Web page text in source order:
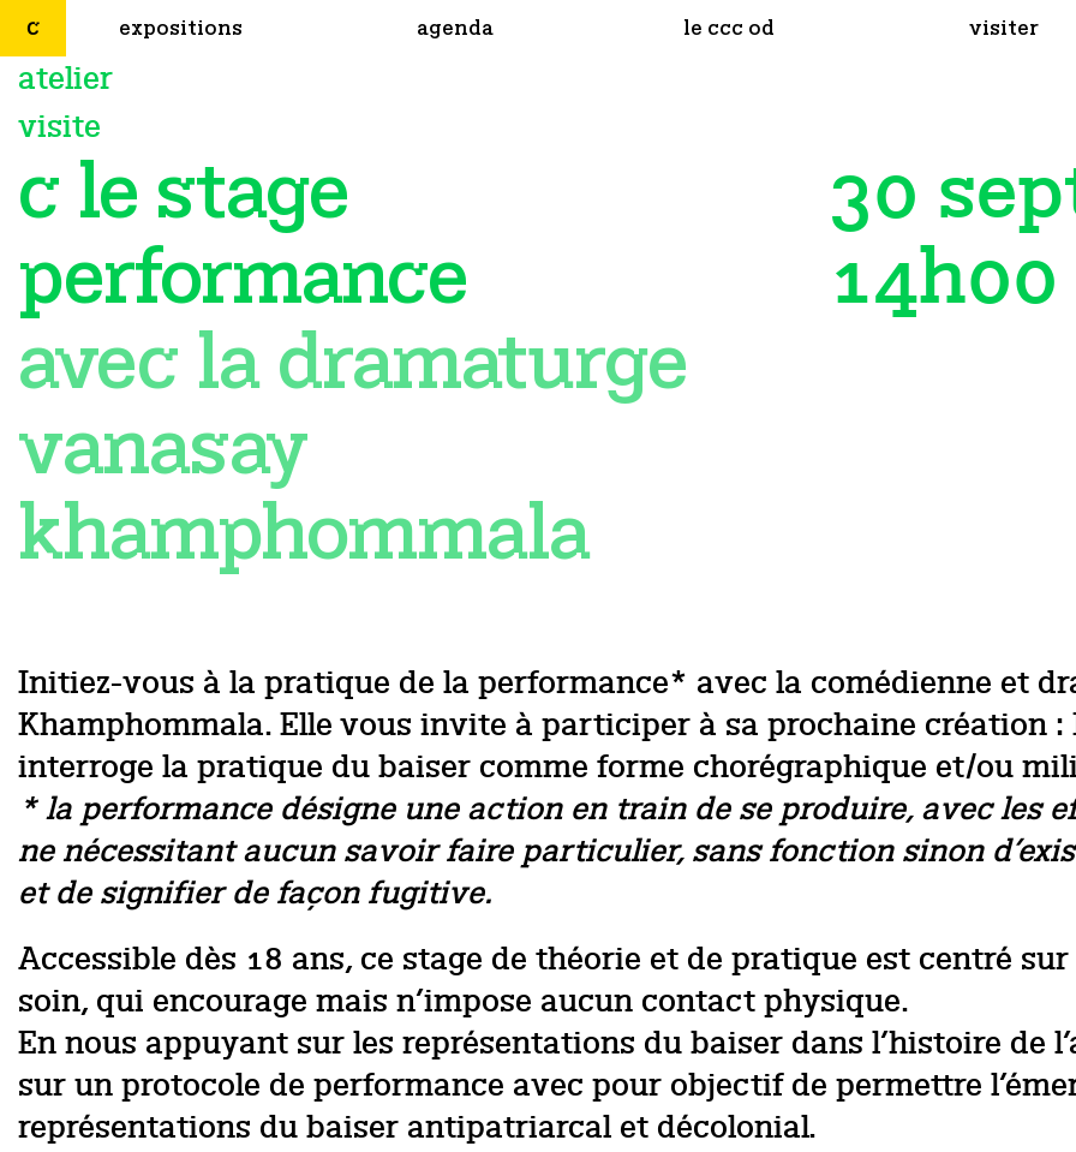
expositions agenda le ccc od visiter
atelier
visite
c le stage
performance
avec la dramaturge
vanasay
khamphommala
30
14h00
Initiez-vous à la pratique de la performance* avec la comédienne et
Khamphommala. Elle vous invite à participer à sa prochaine création :
interroge la pratique du baiser comme forme chorégraphique et/ou
* la performance désigne une action en train de se produire, avec les
ne nécessitant aucun savoir faire particulier, sans fonction sinon
et de signifier de façon fugitive.
Accessible dès 18 ans, ce stage de théorie et de pratique est centré
soin, qui encourage mais n’impose aucun contact physique.
En nous appuyant sur les représentations du baiser dans l’histoire de
sur un protocole de performance avec pour objectif de permettre
représentations du baiser antipatriarcal et décolonial.